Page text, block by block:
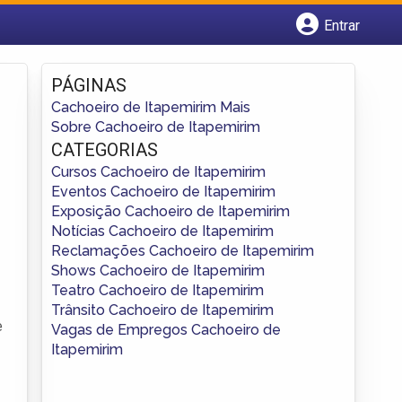
Entrar
Fazer login
Criar conta
PÁGINAS
Cachoeiro de Itapemirim Mais
Sobre Cachoeiro de Itapemirim
CATEGORIAS
Cursos Cachoeiro de Itapemirim
Eventos Cachoeiro de Itapemirim
Exposição Cachoeiro de Itapemirim
Notícias Cachoeiro de Itapemirim
Reclamações Cachoeiro de Itapemirim
Shows Cachoeiro de Itapemirim
Teatro Cachoeiro de Itapemirim
Trânsito Cachoeiro de Itapemirim
Vagas de Empregos Cachoeiro de
Itapemirim